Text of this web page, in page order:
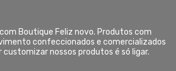
Boutique Feliz novo. Produtos com
confeccionados e comercializados
customizar nossos produtos é só ligar.